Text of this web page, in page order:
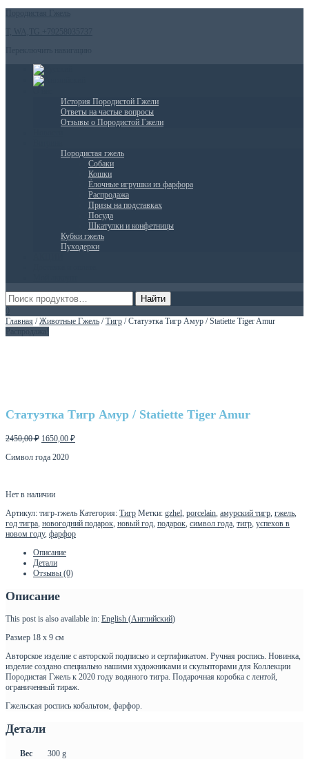
История Породистой Гжели
Ответы на частые вопросы
Отзывы о Породистой Гжели
Породистая гжель
Собаки
Кошки
Ёлочные игрушки из фарфора
Распродажа
Призы на подставках
Посуда
Шкатулки и конфетницы
Кубки гжель
Пуходерки
Главная /Животные Гжель /Тигр / Статуэтка Тигр Амур / Statiette Tiger Amur
Статуэтка Тигр Амур / Statiette Tiger Amur
2450,00₽ 1650,00 ₽
Символ года 2020
Нет в наличии
Артикул: тигр-гжель Категория: Тигр Метки: gzhel, porcelain, амурский тигр, гжель,
год тигра, новогодний подарок, новый год, подарок, символ года, тигр, успехов в
новом году, фарфор
Описание
Детали
Отзывы (0)
Описание
This post is also available in: English (Английский)
Размер 18 x 9 см
Авторское изделие с авторской подписью и сертификатом. Ручная роспись. Новинка,
изделие создано специально нашими художниками и скульпторами для Коллекции
Породистая Гжель к 2020 году водяного тигра. Подарочная коробка с лентой,
ограниченный тираж.
Гжельская роспись кобальтом, фарфор.
Детали
Вес
300 g